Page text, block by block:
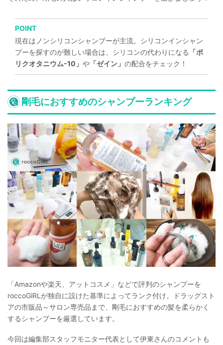
POINT
現在はノンシリコンシャンプーが主流。シリコンインシャン
プーを探すのが難しい場合は、シリコンの代わりになる 「ポ
リクオタニウム-10」 や 「ゼイン」 の配合をチェック！
剛毛におすすめのシャンプーランキング
「Amazonや楽天、アットコスメ」などで評判のシャンプーを
roccoGiRLが独自に設けた基準によってランク付け。ドラッグスト
アの市販品～サロン専売品まで、剛毛におすすめの髪を柔らかく
するシャンプーを厳選しています。
今回は編集部スタッフモニター代表として伊東さんのコメントも